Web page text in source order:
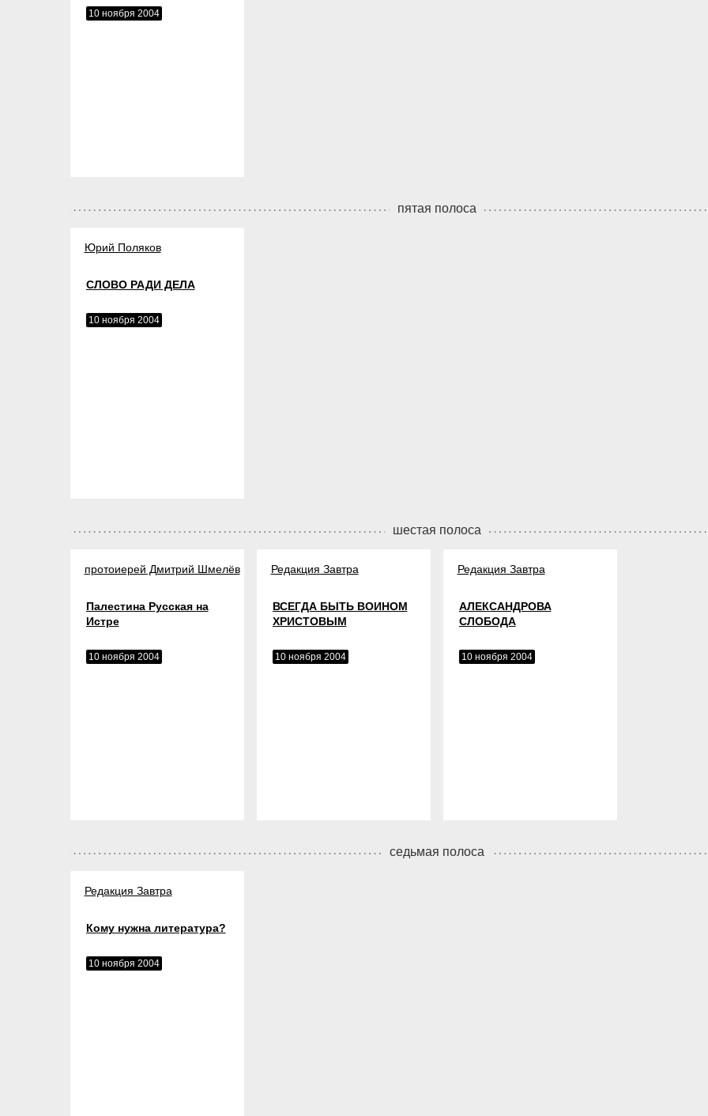
10 ноября 2004
пятая полоса
Юрий Поляков
СЛОВО РАДИ ДЕЛА
10 ноября 2004
шестая полоса
протоиерей Дмитрий Шмелёв
Палестина Русская на
Истре
10 ноября 2004
Редакция Завтра
ВСЕГДА БЫТЬ ВОИНОМ
ХРИСТОВЫМ
10 ноября 2004
Редакция Завтра
АЛЕКСАНДРОВА
СЛОБОДА
10 ноября 2004
седьмая полоса
Редакция Завтра
Кому нужна литература?
10 ноября 2004